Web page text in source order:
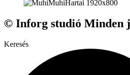
© Inforg studió Minden
Keresés